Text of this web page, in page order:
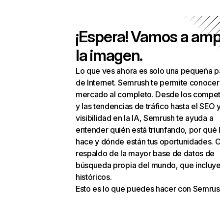
¡Espera! Vamos a
la imagen.
Lo que ves ahora es solo una pequeña
de Internet. Semrush te permite
mercado al completo. Desde los
y las tendencias de tráfico hasta el SEO
visibilidad en la IA, Semrush te ayuda a
entender quién está triunfando, por qué
hace y dónde están tus oportunidades.
respaldo de la mayor base de datos de
búsqueda propia del mundo, que
históricos.
Esto es lo que puedes hacer con